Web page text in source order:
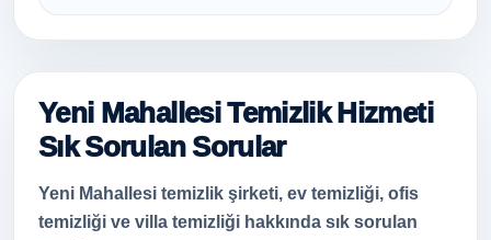
Yeni Mahallesi Temizlik Hizmeti
Sık Sorulan Sorular
Yeni Mahallesi temizlik şirketi, ev temizliği, ofis
temizliği ve villa temizliği hakkında sık sorulan